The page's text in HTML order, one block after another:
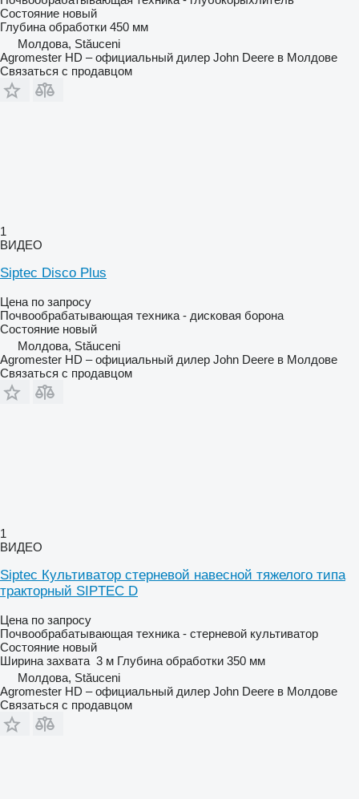
Состояние новый
Глубина обработки 450 мм
Молдова, Stăuceni
Agromester HD – официальный дилер John Deere в Молдове
Связаться с продавцом
1
ВИДЕО
Siptec Disco Plus
Цена по запросу
Почвообрабатывающая техника - дисковая борона
Состояние новый
Молдова, Stăuceni
Agromester HD – официальный дилер John Deere в Молдове
Связаться с продавцом
1
ВИДЕО
Siptec Культиватор стерневой навесной тяжелого типа
тракторный SIPTEC D
Цена по запросу
Почвообрабатывающая техника - стерневой культиватор
Состояние новый
Ширина захвата 3 м Глубина обработки 350 мм
Молдова, Stăuceni
Agromester HD – официальный дилер John Deere в Молдове
Связаться с продавцом